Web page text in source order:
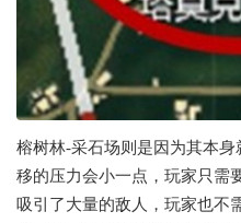
榕树林-采石场则是因为其本
移的压力会小一点，玩家只需
吸引了大量的敌人，玩家也不